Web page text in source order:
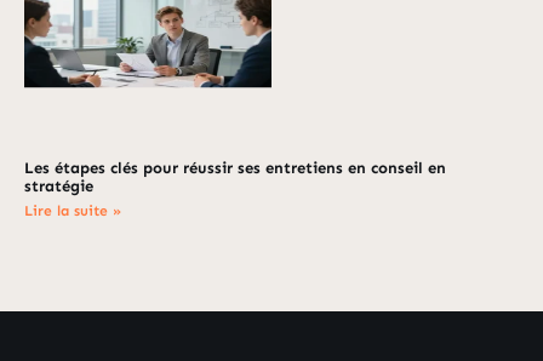
Les étapes clés pour réussir ses entretiens en conseil en
stratégie
Lire la suite »